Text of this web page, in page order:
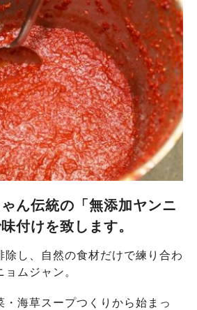
ん伝統の「無添加ヤンニ
付けを致します。
除し、自然の食材だけで練り合わ
ムジャン。
・海草スープつくりから始まっ